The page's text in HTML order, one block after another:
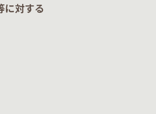
に対する